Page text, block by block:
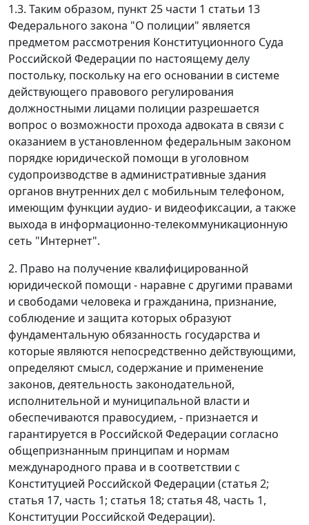
1.3. Таким образом, пункт 25 части 1 статьи 13
Федерального закона "О полиции" является
предметом рассмотрения Конституционного Суда
Российской Федерации по настоящему делу
постольку, поскольку на его основании в системе
действующего правового регулирования
должностными лицами полиции разрешается
вопрос о возможности прохода адвоката в связи с
оказанием в установленном федеральным законом
порядке юридической помощи в уголовном
судопроизводстве в административные здания
органов внутренних дел с мобильным телефоном,
имеющим функции аудио- и видеофиксации, а также
выхода в информационно-телекоммуникационную
сеть "Интернет".
2. Право на получение квалифицированной
юридической помощи - наравне с другими правами
и свободами человека и гражданина, признание,
соблюдение и защита которых образуют
фундаментальную обязанность государства и
которые являются непосредственно действующими,
определяют смысл, содержание и применение
законов, деятельность законодательной,
исполнительной и муниципальной власти и
обеспечиваются правосудием, - признается и
гарантируется в Российской Федерации согласно
общепризнанным принципам и нормам
международного права и в соответствии с
Конституцией Российской Федерации (статья 2;
статья 17, часть 1; статья 18; статья 48, часть 1,
Конституции Российской Федерации).